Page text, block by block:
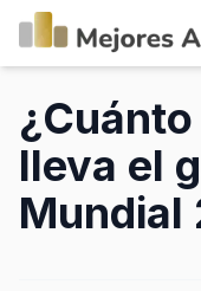
lleva el
Mundial